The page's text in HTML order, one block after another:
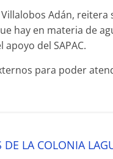
Adán,
hay en materia de
del SAPAC.
para poder
DE LA COLONIA